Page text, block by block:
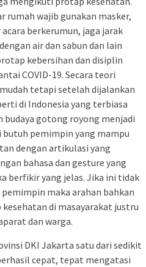
rumah wajib gunakan masker,
berkerumun, jaga jarak
air dan sabun dan lain
kebersihan dan disiplin
COVID-19. Secara teori
tetapi setelah dijalankan
di Indonesia yang terbiasa
budaya gotong royong menjadi
pemimpin yang mampu
dengan artikulasi yang
bahasa dan gesture yang
berfikir yang jelas. Jika ini tidak
maka arahan bahkan
di masayarakat justru
dan warga.
DKI Jakarta satu dari sedikit
cepat, tepat mengatasi